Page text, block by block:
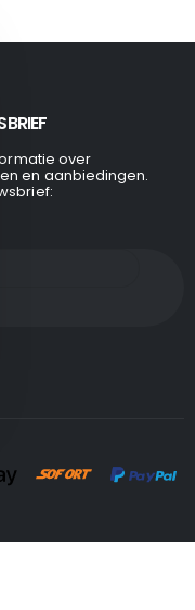
over
en aanbiedingen.